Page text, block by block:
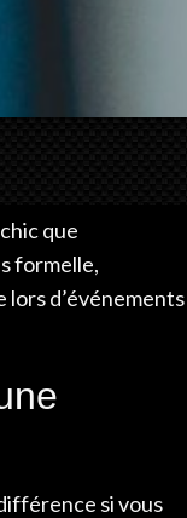
que
formelle,
lors d’événements
si vous